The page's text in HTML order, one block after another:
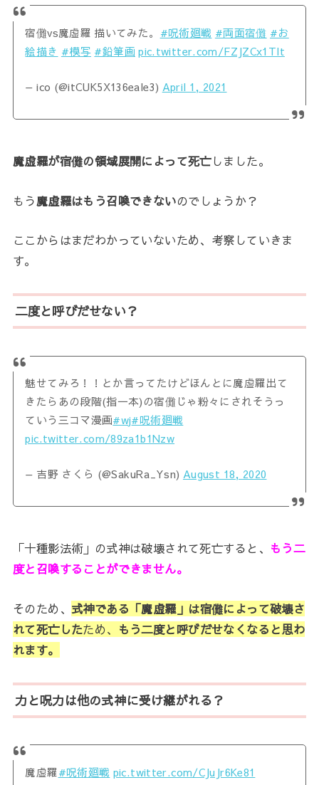
宿儺vs魔虚羅 描いてみた。 #呪術廻戦 #両面宿儺 #お
絵描き #模写 #鉛筆画 pic.twitter.com/FZJZCx1Tlt
— ico (@itCUK5X136eale3) April 1, 2021
魔虚羅が宿儺の領域展開によって死亡しました。
もう魔虚羅はもう召喚できないのでしょうか？
ここからはまだわかっていないため、考察していきま
す。
二度と呼びだせない？
魅せてみろ！！とか言ってたけどほんとに魔虚羅出て
きたらあの段階(指一本)の宿儺じゃ粉々にされそうっ
ていう三コマ漫画#wj#呪術廻戦
pic.twitter.com/89za1b1Nzw
— 吉野 さくら (@SakuRa_Ysn) August 18, 2020
「十種影法術」の式神は破壊されて死亡すると、 もう二
度と召喚することができません。
そのため、 式神である「魔虚羅」は宿儺によって破壊さ
れて死亡したため、
もう二度と呼びだせなくなると思わ
れます。
力と呪力は他の式神に受け継がれる？
魔虚羅 #呪術廻戦 pic.twitter.com/CJuJr6Ke81